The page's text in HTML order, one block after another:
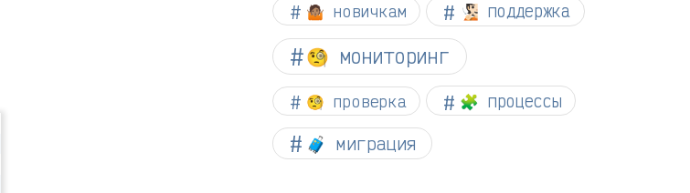
🤷🏽 новичкам 🧏🏻 поддержка
🧐 мониторинг
🧐 проверка 🧩 процессы
🧳 миграция